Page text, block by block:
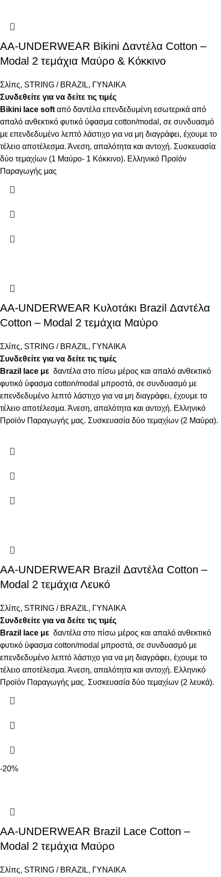
AA-UNDERWEAR Bikini Δαντέλα Cotton –
Modal 2 τεμάχια Μαύρο & Κόκκινο
Σλίπς, STRING / BRAZIL, ΓΥΝΑΙΚΑ
Συνδεθείτε για να δείτε τις τιμές
Bikini lace soft από δαντέλα επενδεδυμένη εσωτερικά από
απαλό ανθεκτικό φυτικό ύφασμα cotton/modal, σε συνδυασμό
με επενδεδυμένο λεπτό λάστιχο για να μη διαγράφει, έχουμε το
τέλειο αποτέλεσμα. Άνεση, απαλότητα και αντοχή. Συσκευασία
δύο τεμαχίων (1 Μαύρο- 1 Κόκκινο). Ελληνικό Προϊόν
Παραγωγής μας
AA-UNDERWEAR Κυλοτάκι Brazil Δαντέλα
Cotton – Modal 2 τεμάχια Μαύρο
Σλίπς, STRING / BRAZIL, ΓΥΝΑΙΚΑ
Συνδεθείτε για να δείτε τις τιμές
Brazil lace με δαντέλα στο πίσω μέρος και απαλό ανθεκτικό
φυτικό ύφασμα cotton/modal μπροστά, σε συνδυασμό με
επενδεδυμένο λεπτό λάστιχο για να μη διαγράφει, έχουμε το
τέλειο αποτέλεσμα. Άνεση, απαλότητα και αντοχή. Ελληνικό
Προϊόν Παραγωγής μας. Συσκευασία δύο τεμαχίων (2 Μαύρα).
AA-UNDERWEAR Brazil Δαντέλα Cotton –
Modal 2 τεμάχια Λευκό
Σλίπς, STRING / BRAZIL, ΓΥΝΑΙΚΑ
Συνδεθείτε για να δείτε τις τιμές
Brazil lace με δαντέλα στο πίσω μέρος και απαλό ανθεκτικό
φυτικό ύφασμα cotton/modal μπροστά, σε συνδυασμό με
επενδεδυμένο λεπτό λάστιχο για να μη διαγράφει, έχουμε το
τέλειο αποτέλεσμα. Άνεση, απαλότητα και αντοχή. Ελληνικό
Προϊόν Παραγωγής μας. Συσκευασία δύο τεμαχίων (2 λευκά).
-20%
AA-UNDERWEAR Brazil Lace Cotton –
Modal 2 τεμάχια Μαύρο
Σλίπς, STRING / BRAZIL, ΓΥΝΑΙΚΑ